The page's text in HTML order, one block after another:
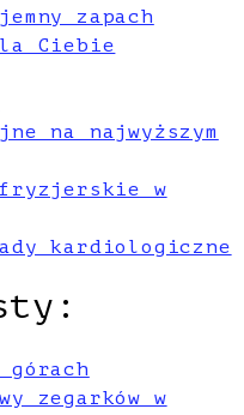
zapach
Ciebie
na najwyższym
fryzjerskie w
kardiologiczne
górach
zegarków w